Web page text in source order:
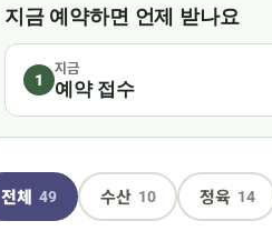
지금 예약하면 언제 받나요
1
지금
예약 접수
전체 49 수산 10 정육 14